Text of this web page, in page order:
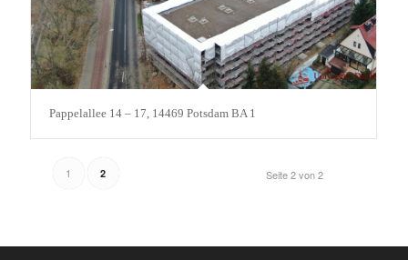
Pappelallee 14 – 17, 14469 Potsdam BA 1
Seite 2 von 2
1 2